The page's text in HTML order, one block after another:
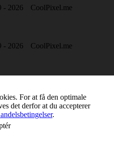
- 2026 CoolPixel.me
- 2026 CoolPixel.me
For at få den optimale
det derfor at du accepterer
.